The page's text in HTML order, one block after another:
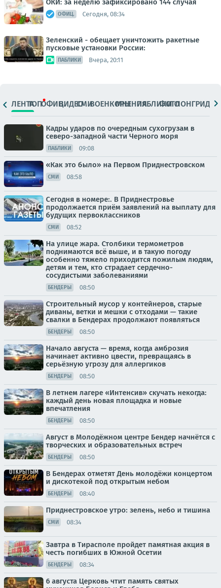
ОКИ: за неделю зафиксировано 144 случая
ОФИЦ. Сегодня, 08:34
Зеленский - обещает уничтожить ракетные
пусковые установки России:
ПАБЛИКИ Вчера, 20:11
ЛЕНТАТОПОФИЦ.ВИДЕОСМИВОЕНКОРЫМНЕНИЯПАБЛИКИ
ФОТОЛОНГРИДЫ
Кадры ударов по очередным сухогрузам в
северо-западной части Черного моря
ПАБЛИКИ 09:08
«Как это было» на Первом Приднестровском
СМИ 08:58
Сегодня в номере:. В Приднестровье
продолжается приём заявлений на выплату для
будущих первоклассников
СМИ 08:52
На улице жара. Столбики термометров
поднимаются всё выше, и в такую погоду
особенно тяжело приходится пожилым людям,
детям и тем, кто страдает сердечно-
сосудистыми заболеваниями
БЕНДЕРЫ 08:50
Строительный мусор у контейнеров, старые
диваны, ветки и мешки с отходами — такие
свалки в Бендерах продолжают появляться
БЕНДЕРЫ 08:50
Начало августа — время, когда амброзия
начинает активно цвести, превращаясь в
серьёзную угрозу для аллергиков
БЕНДЕРЫ 08:50
В летнем лагере «Интенсив» скучать некогда:
каждый день новая площадка и новые
впечатления
БЕНДЕРЫ 08:50
Август в Молодёжном центре Бендер начнётся с
творческих и образовательных встреч
БЕНДЕРЫ 08:50
В Бендерах отметят День молодёжи концертом
и дискотекой под открытым небом
БЕНДЕРЫ 08:40
Приднестровское утро: зелень, небо и тишина
СМИ 08:34
Завтра в Тирасполе пройдет памятная акция в
честь погибших в Южной Осетии
БЕНДЕРЫ 08:34
6 августа Церковь чтит память святых